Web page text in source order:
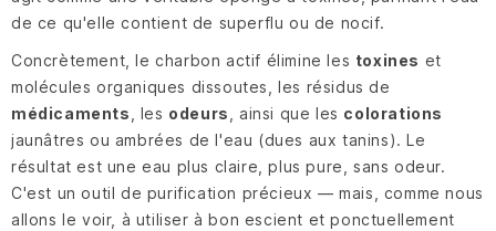
de ce qu'elle contient de superflu ou de nocif.
Concrètement, le charbon actif élimine les toxines et
molécules organiques dissoutes, les résidus de
médicaments , les odeurs , ainsi que les colorations
jaunâtres ou ambrées de l'eau (dues aux tanins). Le
résultat est une eau plus claire, plus pure, sans odeur.
C'est un outil de purification précieux — mais, comme nous
allons le voir, à utiliser à bon escient et ponctuellement